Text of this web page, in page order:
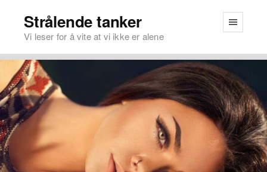
Strålende tanker
Vi leser for å vite at vi ikke er alene